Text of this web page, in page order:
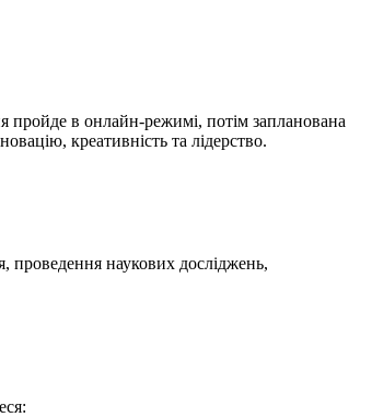
пройде в онлайн-режимі, потім запланована
креативність та лідерство.
проведення наукових досліджень,